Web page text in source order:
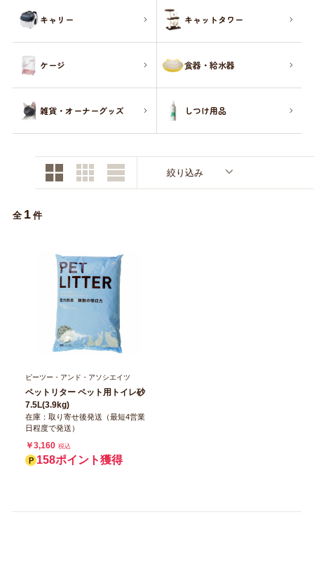
キャリー キャットタワー
ケージ 食器・給水器
雑貨・オーナーグッズ しつけ用品
絞り込み
全 1 件
ピーツー・アンド・アソシエイツ
ペットリター ペット用トイレ砂
7.5L(3.9kg)
在庫：取り寄せ後発送（最短4営業
日程度で発送）
￥3,160 税込
158ポイント獲得